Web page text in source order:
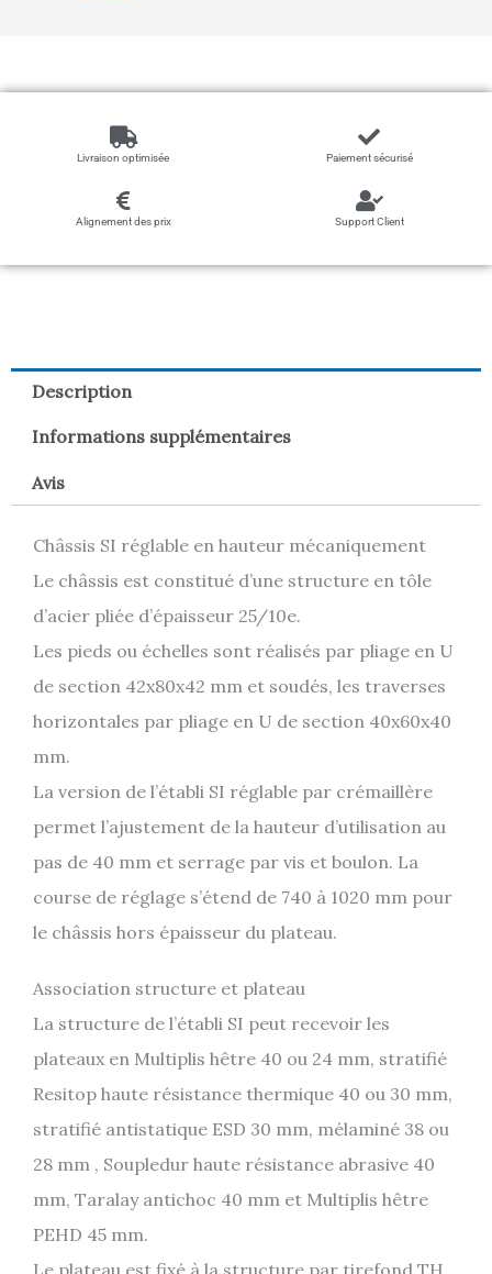
Livraison optimisée Paiement sécurisé
Alignement des prix Support Client
Description
Informations supplémentaires
Avis
Châssis SI réglable en hauteur mécaniquement
Le châssis est constitué d’une structure en tôle
d’acier pliée d’épaisseur 25/10e.
Les pieds ou échelles sont réalisés par pliage en U
de section 42x80x42 mm et soudés, les traverses
horizontales par pliage en U de section 40x60x40
mm.
La version de l’établi SI réglable par crémaillère
permet l’ajustement de la hauteur d’utilisation au
pas de 40 mm et serrage par vis et boulon. La
course de réglage s’étend de 740 à 1020 mm pour
le châssis hors épaisseur du plateau.
Association structure et plateau
La structure de l’établi SI peut recevoir les
plateaux en Multiplis hêtre 40 ou 24 mm, stratifié
Resitop haute résistance thermique 40 ou 30 mm,
stratifié antistatique ESD 30 mm, mélaminé 38 ou
28 mm , Soupledur haute résistance abrasive 40
mm, Taralay antichoc 40 mm et Multiplis hêtre
PEHD 45 mm.
Le plateau est fixé à la structure par tirefond TH